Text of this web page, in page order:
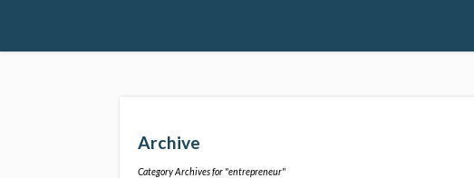
Archive
Category Archives for "entrepreneur"